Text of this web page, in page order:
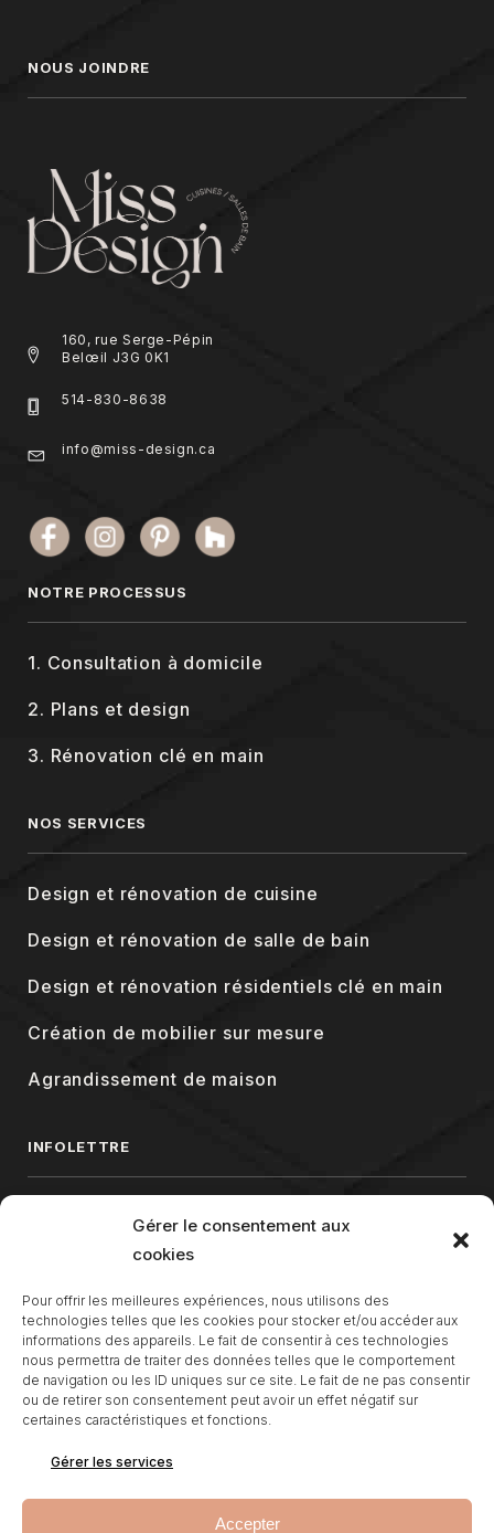
Gérer le consentement aux
cookies
Pour offrir les meilleures expériences, nous utilisons des
technologies telles que les cookies pour stocker et/ou accéder aux
informations des appareils. Le fait de consentir à ces technologies
nous permettra de traiter des données telles que le comportement
de navigation ou les ID uniques sur ce site. Le fait de ne pas consentir
ou de retirer son consentement peut avoir un effet négatif sur
certaines caractéristiques et fonctions.
Gérer les services
Accepter
NOUS JOINDRE
160, rue Serge-Pépin
Belœil J3G 0K1
514-830-8638
info@miss-design.ca
NOTRE PROCESSUS
1. Consultation à domicile
2. Plans et design
3. Rénovation clé en main
NOS SERVICES
Design et rénovation de cuisine
Design et rénovation de salle de bain
Design et rénovation résidentiels clé en main
Création de mobilier sur mesure
Agrandissement de maison
INFOLETTRE